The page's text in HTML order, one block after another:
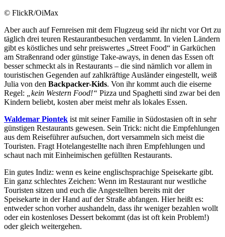
© FlickR/OiMax
Aber auch auf Fernreisen mit dem Flugzeug seid ihr nicht vor Ort zu
täglich drei teuren Restaurantbesuchen verdammt. In vielen Ländern
gibt es köstliches und sehr preiswertes „Street Food“ in Garküchen
am Straßenrand oder günstige Take-aways, in denen das Essen oft
besser schmeckt als in Restaurants – die sind nämlich vor allem in
touristischen Gegenden auf zahlkräftige Ausländer eingestellt, weiß
Julia von den Backpacker-Kids. Von ihr kommt auch die eiserne
Regel:
„kein Western Food!“ Pizza und Spaghetti sind zwar bei den
Kindern beliebt, kosten aber meist mehr als lokales Essen.
Waldemar Piontek ist mit seiner Familie in Südostasien oft in sehr
günstigen Restaurants gewesen. Sein Trick: nicht die Empfehlungen
aus dem Reiseführer aufsuchen, dort versammeln sich meist die
Touristen. Fragt Hotelangestellte nach ihren Empfehlungen und
schaut nach mit Einheimischen gefüllten Restaurants.
Ein gutes Indiz: wenn es keine englischsprachige Speisekarte gibt.
Ein ganz schlechtes Zeichen: Wenn im Restaurant nur westliche
Touristen sitzen und euch die Angestellten bereits mit der
Speisekarte in der Hand auf der Straße abfangen. Hier heißt es:
entweder schon vorher aushandeln, dass ihr weniger bezahlen wollt
oder ein kostenloses Dessert bekommt (das ist oft kein Problem!)
oder gleich weitergehen.